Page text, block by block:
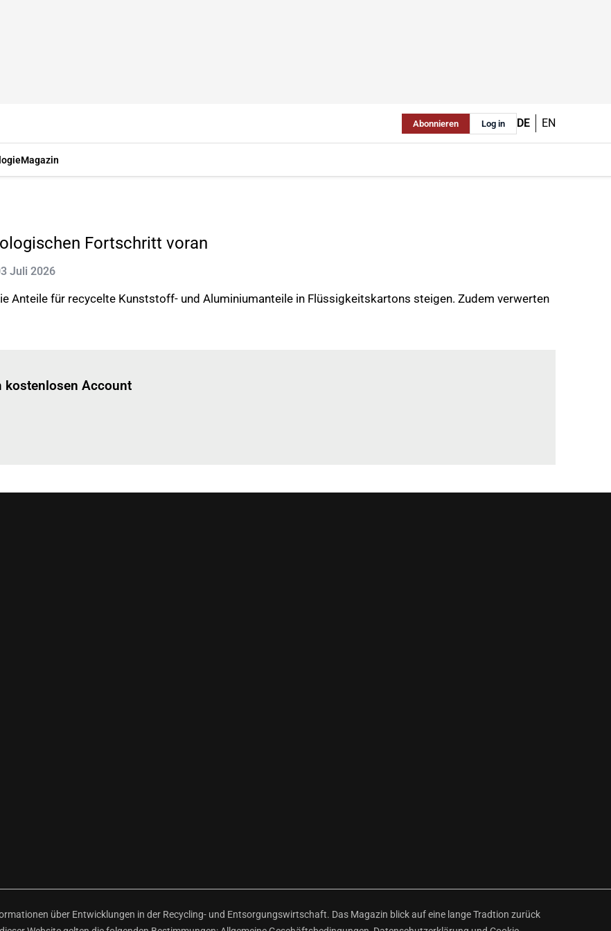
Abonnieren Log in DE EN
Magazin
Fortschritt voran
Juli 2026
Anteile für recycelte Kunststoff- und Aluminiumanteile in Flüssigkeitskartons steigen. Zudem verwerten
kostenlosen Account
über Entwicklungen in der Recycling- und Entsorgungswirtschaft. Das Magazin blick auf eine lange Tradtion zurück